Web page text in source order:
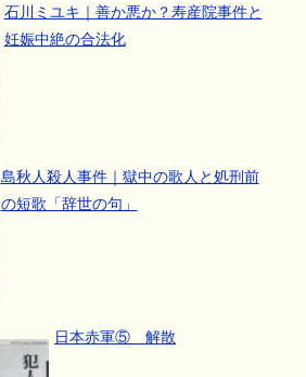
石川ミユキ｜善か悪か？寿産院事件と
妊娠中絶の合法化
島秋人殺人事件｜獄中の歌人と処刑前
の短歌「辞世の句」
日本赤軍⑤ 解散